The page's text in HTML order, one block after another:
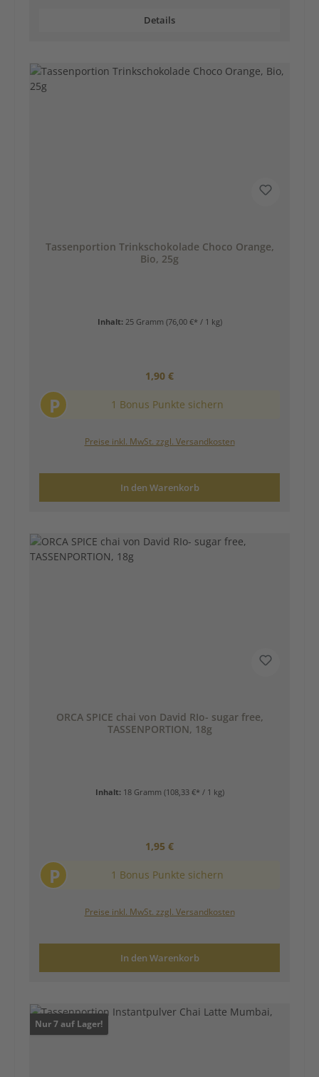
Details
Tassenportion Trinkschokolade Choco Orange,
Bio, 25g
Inhalt: 25 Gramm (76,00 €* / 1 kg)
Regulärer Preis:
1,90 €
P 1 Bonus Punkte sichern
Preise inkl. MwSt. zzgl. Versandkosten
In den Warenkorb
ORCA SPICE chai von David RIo- sugar free,
TASSENPORTION, 18g
Inhalt: 18 Gramm (108,33 €* / 1 kg)
Regulärer Preis:
1,95 €
P 1 Bonus Punkte sichern
Preise inkl. MwSt. zzgl. Versandkosten
In den Warenkorb
Nur 7 auf Lager!